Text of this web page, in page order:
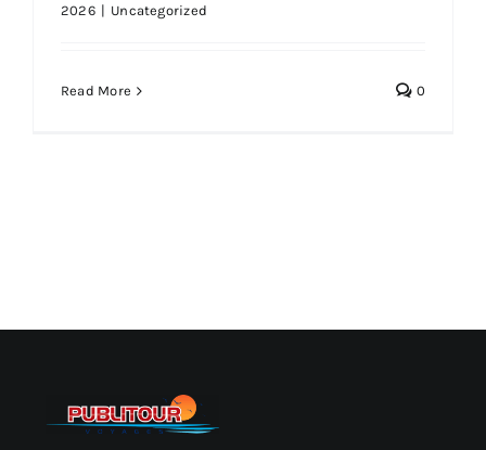
2026 | Uncategorized
Read More 0